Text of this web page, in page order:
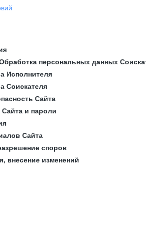
персональных данных
Исполнителя
Соискателя
Сайта
и пароли
Сайта
споров
внесение изменений